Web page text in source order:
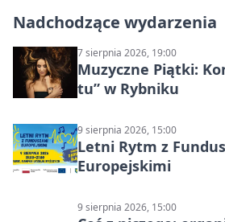
Nadchodzące wydarzenia
7 sierpnia 2026, 19:00
Muzyczne Piątki:
tu” w Rybniku
9 sierpnia 2026, 15:00
Letni Rytm z
Europejskimi
9 sierpnia 2026, 15:00